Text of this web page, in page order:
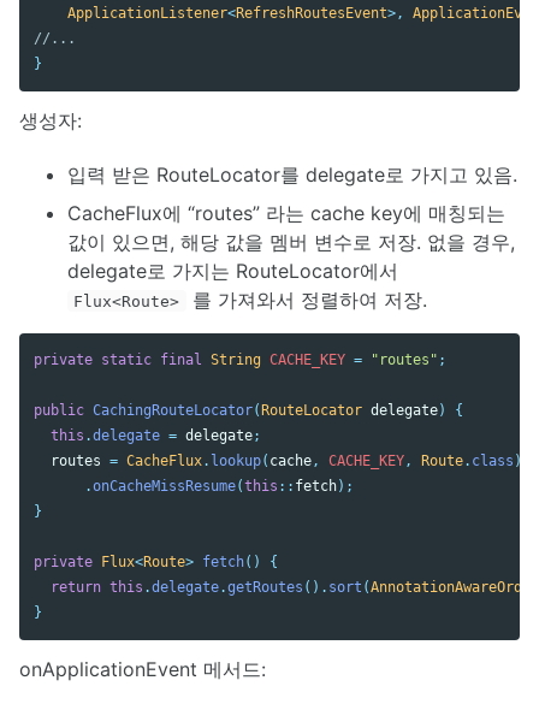
ApplicationListener<RefreshRoutesEvent>,
//...
}
생성자:
입력 받은 RouteLocator를 delegate로 가지고 있음.
CacheFlux에 “routes” 라는 cache key에 매칭되는
값이 있으면, 해당 값을 멤버 변수로 저장. 없을 경우,
delegate로 가지는 RouteLocator에서
Flux<Route> 를 가져와서 정렬하여 저장.
private static final String CACHE_KEY = "routes" ;
public CachingRouteLocator(RouteLocator delegate)
{
this .delegate = delegate;
routes = CacheFlux. lookup( cache , CACHE_KEY , Route. class )
.onCacheMissResume(this :: fetch);
}
private Flux<Route> fetch()
{
return this .delegate.getRoutes (). sort (
}
onApplicationEvent 메서드: